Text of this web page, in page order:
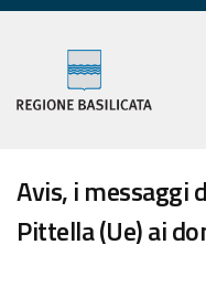
Avis, i messaggi
Pittella (Ue) ai